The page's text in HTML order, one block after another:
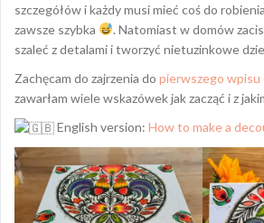
szczegółów i każdy musi mieć coś do
zawsze szybka
. Natomiast w domów
szaleć z detalami i tworzyć nietuzinkowe
Zachęcam do zajrzenia do pierwszego wpisu
zawarłam wiele wskazówek jak zacząć i z
English version: How to make a